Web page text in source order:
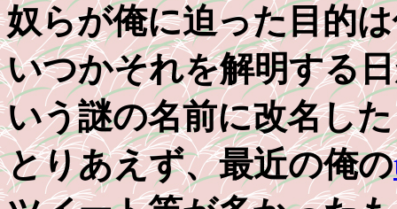
奴らが俺に迫った目的
いつかそれを解明する
いう謎の名前に改名し
とりあえず、最近の俺の